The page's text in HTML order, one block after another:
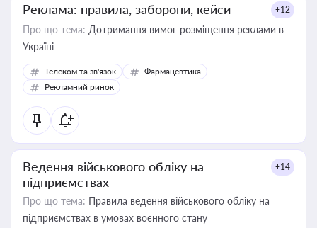
Реклама: правила, заборони, кейси +12
Про що тема: Дотримання вимог розміщення реклами в
Україні
Телеком та зв'язок
Фармацевтика
Рекламний ринок
Ведення військового обліку на
підприємствах
+14
Про що тема: Правила ведення військового обліку на
підприємствах в умовах воєнного стану